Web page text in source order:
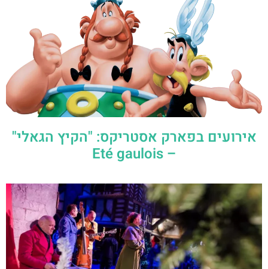
אירועים בפארק אסטריקס: "הקיץ הגאלי"
– Eté gaulois